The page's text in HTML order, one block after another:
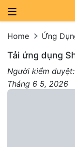
Home Ứng
Tải ứng dụng
Người kiểm
Tháng 6 5, 2026